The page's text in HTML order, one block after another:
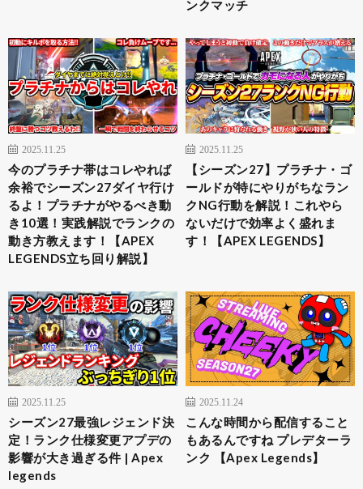
ンクマッチ
2025.11.25
今のプラチナ帯はコレやれば
余裕でシーズン27ダイヤ行け
るよ！プラチナがやるべき動
き10選！実践解説でランクの
動き方教えます！【APEX
LEGENDS立ち回り解説】
2025.11.25
【シーズン27】プラチナ・ゴ
ールドが特にやりがちなラン
クNG行動を解説！これやら
ないだけで効率よく盛れま
す！【APEX LEGENDS】
2025.11.25
シーズン27最強レジェンド決
定！ランク仕様変更アプデの
影響が大き過ぎる件 | Apex
legends
2025.11.24
こんな時間から配信すること
もあるんですね プレデターラ
ンク 【Apex Legends】